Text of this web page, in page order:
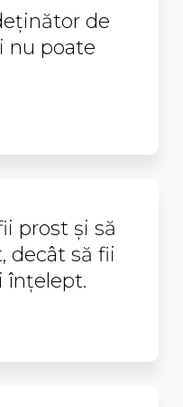
de
nu poate
prost şi să
decât să fii
înţelept.